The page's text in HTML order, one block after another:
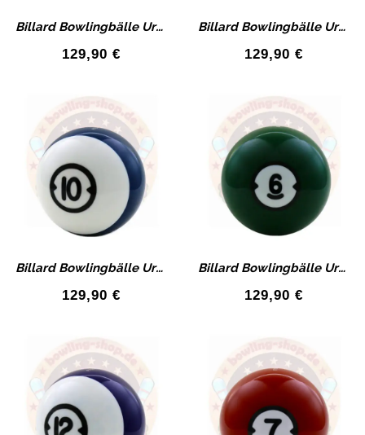
Billard Bowlingbälle Urethan Bowlingball mit Bohrung 11lbs
129,90 €
Billard Bowlingbälle Urethan Bowlingball mit Bohrung
129,90 €
Billard Bowlingbälle Urethan Bowlingball mit Bohrung
129,90 €
Billard Bowlingbälle Urethan Bowlingball mit Bohrung
129,90 €